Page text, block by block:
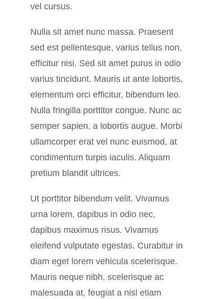
vel cursus.
Nulla sit amet nunc massa. Praesent
sed est pellentesque, varius tellus non,
efficitur nisi. Sed sit amet purus in odio
varius tincidunt. Mauris ut ante lobortis,
elementum orci efficitur, bibendum leo.
Nulla fringilla porttitor congue. Nunc ac
semper sapien, a lobortis augue. Morbi
ullamcorper erat vel nunc euismod, at
condimentum turpis iaculis. Aliquam
pretium blandit ultrices.
Ut porttitor bibendum velit. Vivamus
urna lorem, dapibus in odio nec,
dapibus maximus risus. Vivamus
eleifend vulputate egestas. Curabitur in
diam eget lorem vehicula scelerisque.
Mauris neque nibh, scelerisque ac
malesuada at, feugiat a nisl etiam